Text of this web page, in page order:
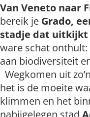
Van Veneto naar
bereik je Grado,
stadje dat uitkijkt
ware schat
aan biodiversiteit
Wegkomen uit
het is de moeite
klimmen en het
nabijgelegen stad